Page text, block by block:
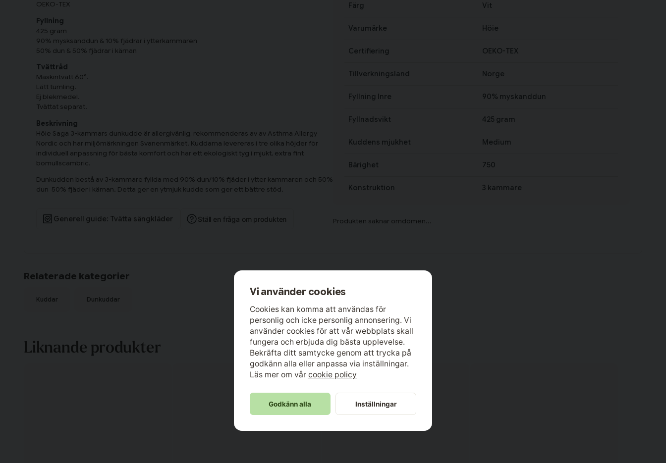
OEKO-TEX
Fyllning
425 gram
90% mysksanddun & 10% fjädrar i ytterkammaren
50% dun & 50% fjädrar i kärnan
Tvättråd
Maskintvätt 60°.
Lätt tumling.
Ej blekmedel.
Tvättat separat.
Beskrivning
Höie Saga 3-kammars dunkudde är allergivänlig, rekommenderas av av Asthma Allergy
Nordic och har miljömärkningen Svanenmärket. Kuddarna levereras i tre olika höjder för
individuell anpassning för bästa komfort och har ett ekologiskt tyg i mjukt, extra fint
bomullscambric.
Dunkudden bestå av 3-kammare fyllda med 90% dun/10% fjäder i ytter kammaren och 50%
dun 50% fjäder i kärnan. Detta ger en ytmjuk kudde som ger ett bättre stöd.
Generell guide: Tvätta sängkläder Ställ en fråga om produkten
Färg Vit
Varumärke Höie
Certifiering OEKO-TEX
Tillverkningsland Norge
Fyllning Inre 90% myskanddun
Fyllnadsvikt 425 gram
Kuddens mjukhet Medium
Bärighet 750
Konstruktion 3 kammare
Relaterade kategorier
Kuddar Dunkuddar
Liknande produkter
Vi använder cookies
Cookies kan komma att användas för
personlig och icke personlig annonsering. Vi
använder cookies för att vår webbplats skall
fungera och erbjuda dig bästa upplevelse.
Bekräfta ditt samtycke genom att trycka på
godkänn alla eller anpassa via inställningar.
Läs mer om vår cookie policy
Godkänn alla Inställningar